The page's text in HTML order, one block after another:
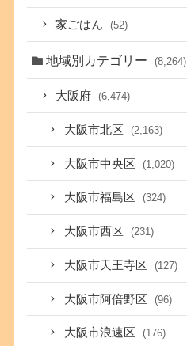
家ごはん (52)
地域別カテゴリー (8,264)
大阪府 (6,474)
大阪市北区 (2,163)
大阪市中央区 (1,020)
大阪市福島区 (324)
大阪市西区 (231)
大阪市天王寺区 (127)
大阪市阿倍野区 (96)
大阪市浪速区 (176)